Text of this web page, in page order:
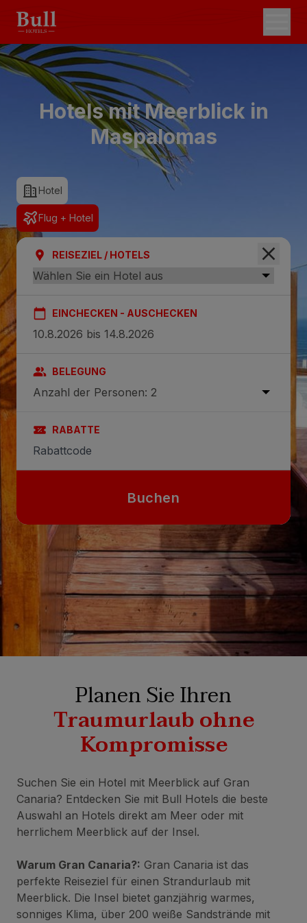
Hotels mit Meerblick in
Maspalomas
Hotel
Flug + Hotel
REISEZIEL / HOTELS
EINCHECKEN - AUSCHECKEN
BELEGUNG
Anzahl der Personen: 2
RABATTE
Buchen
Planen Sie Ihren
Traumurlaub ohne
Kompromisse
Suchen Sie ein Hotel mit Meerblick auf Gran
Canaria? Entdecken Sie mit Bull Hotels die beste
Auswahl an Hotels direkt am Meer oder mit
herrlichem Meerblick auf der Insel.
Warum Gran Canaria?: Gran Canaria ist das
perfekte Reiseziel für einen Strandurlaub mit
Meerblick. Die Insel bietet ganzjährig warmes,
sonniges Klima, über 200 weiße Sandstrände mit